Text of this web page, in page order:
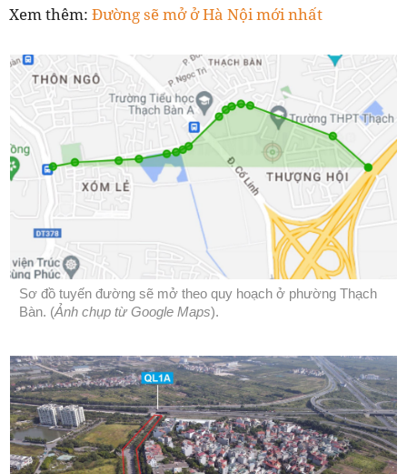
Xem thêm: Đường sẽ mở ở Hà Nội mới nhất
Sơ đồ tuyến đường sẽ mở theo quy hoạch ở phường Thạch
Bàn. (Ảnh chụp từ Google Maps).